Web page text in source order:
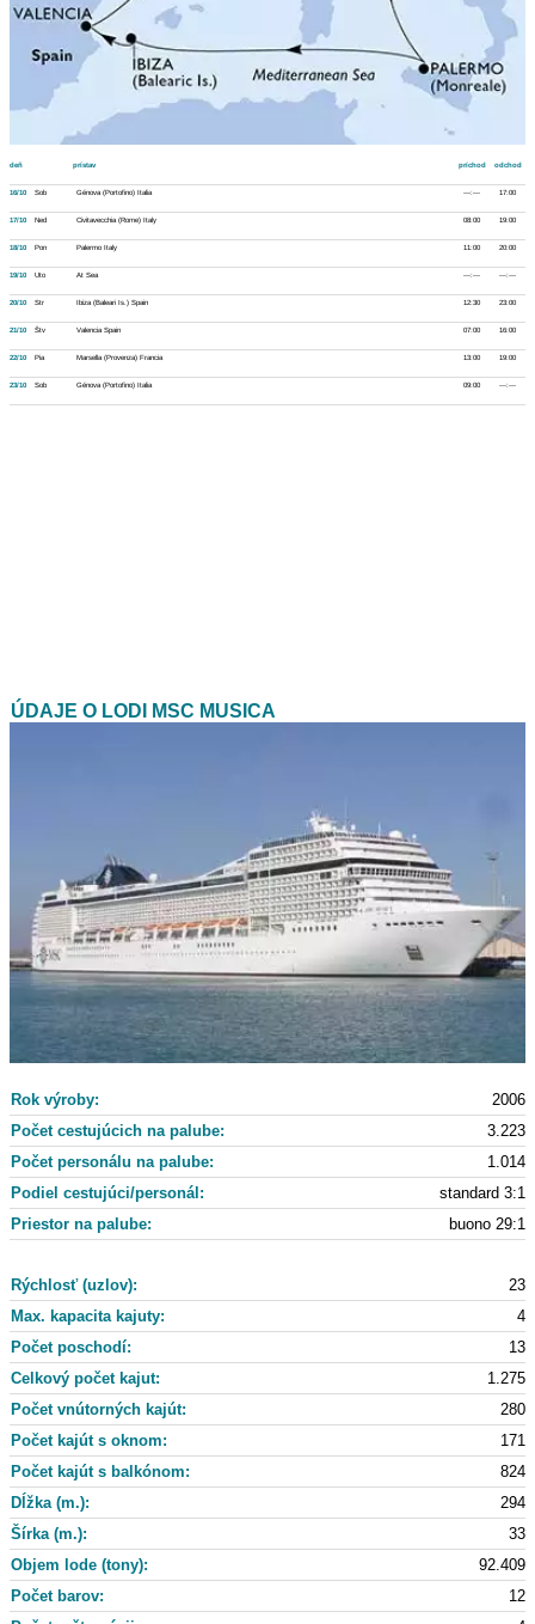
deň prístav odchod
príchod
17:00
---:---
16/10 Sob Génova (Portofino) Italia
19:00
08:00
17/10 Ned Civitavecchia (Rome) Italy
20:00
11:00
18/10 Pon Palermo Italy
---:---
---:---
19/10 Uto At Sea
23:00
12:30
20/10 Str Ibiza (Baleari Is.) Spain
16:00
07:00
21/10 Štv Valencia Spain
19:00
13:00
22/10 Pia Marsella (Provenza) Francia
---:---
09:00
23/10 Sob Génova (Portofino) Italia
ÚDAJE O LODI MSC MUSICA
Rok výroby:
2006
Počet cestujúcich na palube:
3.223
Počet personálu na palube:
1.014
Podiel cestujúci/personál:
standard 3:1
Priestor na palube:
buono 29:1
23
Rýchlosť (uzlov):
4
Max. kapacita kajuty:
Počet poschodí:
13
Celkový počet kajut:
1.275
Počet vnútorných kajút:
280
Počet kajút s oknom:
171
Počet kajút s balkónom:
824
Dĺžka (m.):
294
Šírka (m.):
33
Objem lode (tony):
92.409
Počet barov:
12